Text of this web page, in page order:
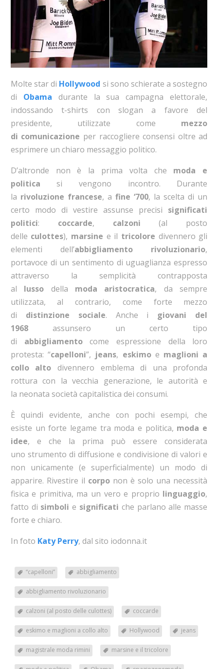
Molte star di Hollywood si sono schierate a sostegno
di Obama durante la sua campagna elettorale,
indossando t-shirts con slogan a favore del
presidente, utilizzate come mezzo
di comunicazione per raccogliere consensi oltre ad
esprimere un chiaro messaggio politico.
D’altronde non è la prima volta che moda e
politica si vengono incontro. Durante
la rivoluzione francese, a fine ‘700, la scelta di un
certo modo di vestire assunse precisi significati
politici: coccarde, calzoni (al posto
delle culottes), marsine e il tricolore divennero gli
elementi dell’abbigliamento rivoluzionario,
portavoce di un sentimento di uguaglianza espresso
attraverso la semplicità contrapposta
al lusso della moda aristocratica, da sempre
utilizzata, al contrario, come forte mezzo
di distinzione sociale. Anche i giovani del
1968assunsero un certo tipo
di abbigliamentocome espressione della loro
protesta: “capelloni”, jeans, eskimoe maglioni a
collo alto divennero emblema di una profonda
rottura con la vecchia generazione, le autorità e
la neonata società capitalistica dei consumi.
È quindi evidente, anche con pochi esempi, che
esiste un forte legame tra moda e politica, moda e
idee, e che la prima può essere considerata
uno strumento di diffusione e condivisione di valori e
non unicamente (e superficialmente) un modo di
apparire. Rivestire il corponon è solo una necessità
fisica e primitiva, ma un vero e proprio linguaggio,
fatto di simboli e significati che parlano alle masse
forte e chiaro.
In foto Katy Perry, dal sito iodonna.it
“capelloni” abbigliamento
abbigliamento rivoluzionario
calzoni (al posto delle culottes) coccarde
eskimo e maglioni a collo alto Hollywood jeans
magistrale moda rimini marsine e il tricolore